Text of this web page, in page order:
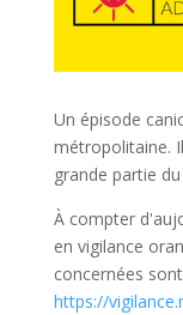
Un épisode
métropolitaine.
grande partie
À compter
en vigilance
concernées
https://